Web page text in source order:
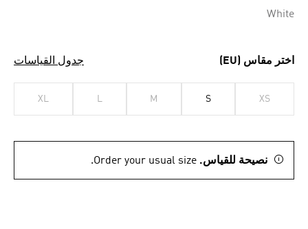
White
اختر مقاس (EU) جدول القياسات
XS
S
M
L
XL
نصيحة للقياس. Order your usual size.